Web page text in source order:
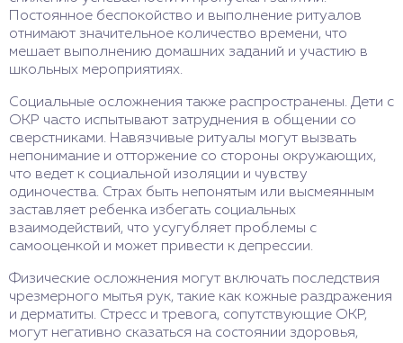
Постоянное беспокойство и выполнение ритуалов
отнимают значительное количество времени, что
мешает выполнению домашних заданий и участию в
школьных мероприятиях.
Социальные осложнения также распространены. Дети с
ОКР часто испытывают затруднения в общении со
сверстниками. Навязчивые ритуалы могут вызвать
непонимание и отторжение со стороны окружающих,
что ведет к социальной изоляции и чувству
одиночества. Страх быть непонятым или высмеянным
заставляет ребенка избегать социальных
взаимодействий, что усугубляет проблемы с
самооценкой и может привести к депрессии.
Физические осложнения могут включать последствия
чрезмерного мытья рук, такие как кожные раздражения
и дерматиты. Стресс и тревога, сопутствующие ОКР,
могут негативно сказаться на состоянии здоровья,